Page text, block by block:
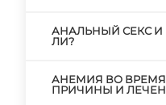
АНАЛЬНЫЙ СЕКС И
ЛИ?
АНЕМИЯ ВО
ПРИЧИНЫ И